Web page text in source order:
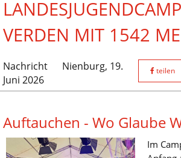
VERDEN MIT 1542
Nachricht Nienburg, 19.
Juni 2026
teilen
Auftauchen - Wo Glaube
Im